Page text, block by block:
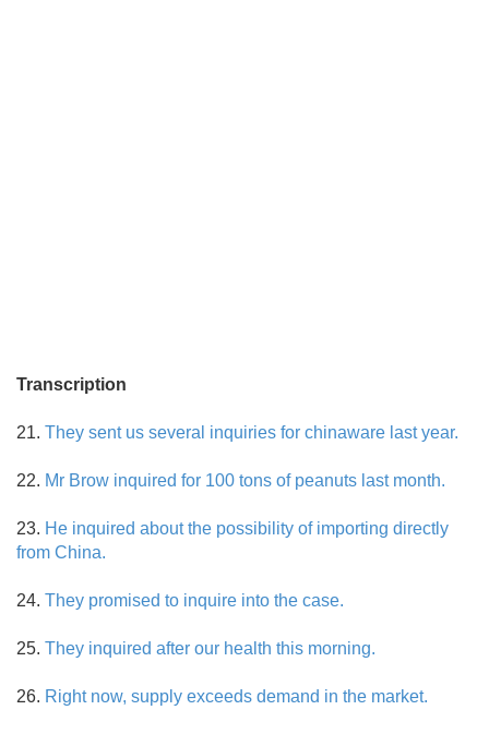
Transcription
21. They sent us several inquiries for chinaware last year.
22. Mr Brow inquired for 100 tons of peanuts last month.
23. He inquired about the possibility of importing directly
from China.
24. They promised to inquire into the case.
25. They inquired after our health this morning.
26. Right now, supply exceeds demand in the market.